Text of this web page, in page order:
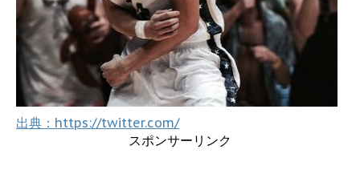
出典：https://twitter.com/
スポンサーリンク